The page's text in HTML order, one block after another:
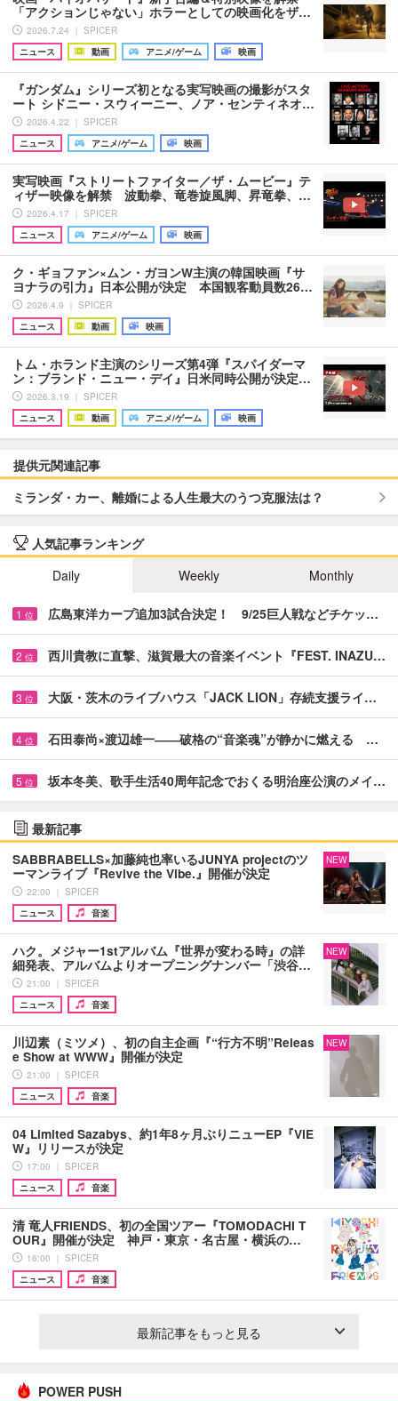
「アクションじゃない」ホラーとしての映画化をザ…
2026.7.24 ｜ SPICER
ニュース
動画 アニメ/ゲーム 映画
『ガンダム』シリーズ初となる実写映画の撮影がスタ
ート シドニー・スウィーニー、ノア・センティネオ…
2026.4.22 ｜ SPICER
ニュース
アニメ/ゲーム 映画
実写映画『ストリートファイター／ザ・ムービー』テ
ィザー映像を解禁 波動拳、竜巻旋風脚、昇竜拳、…
2026.4.17 ｜ SPICER
ニュース
アニメ/ゲーム 映画
ク・ギョファン×ムン・ガヨンW主演の韓国映画『サ
ヨナラの引力』日本公開が決定 本国観客動員数26…
2026.4.9 ｜ SPICER
ニュース
動画 映画
トム・ホランド主演のシリーズ第4弾『スパイダーマ
ン：ブランド・ニュー・デイ』日米同時公開が決定…
2026.3.19 ｜ SPICER
ニュース
動画 アニメ/ゲーム 映画
提供元関連記事
ミランダ・カー、離婚による人生最大のうつ克服法は？
人気記事ランキング
Daily
Weekly Monthly
1 位 広島東洋カープ追加3試合決定！ 9/25巨人戦などチケッ…
2 位 西川貴教に直撃、滋賀最大の音楽イベント『FEST. INAZU…
3 位 大阪・茨木のライブハウス「JACK LION」存続支援ライ…
4 位 石田泰尚×渡辺雄一――破格の“音楽魂”が静かに燃える …
5 位 坂本冬美、歌手生活40周年記念でおくる明治座公演のメイ…
最新記事
SABBRABELLS×加藤純也率いるJUNYA projectのツ
ーマンライブ『Revive the Vibe.』開催が決定
22:00 ｜ SPICER
ニュース
音楽
NEW
ハク。メジャー1stアルバム『世界が変わる時』の詳
細発表、アルバムよりオープニングナンバー「渋谷…
21:00 ｜ SPICER
ニュース
音楽
NEW
川辺素（ミツメ）、初の自主企画『“行方不明”Releas
e Show at WWW』開催が決定
21:00 ｜ SPICER
ニュース
音楽
NEW
04 Limited Sazabys、約1年8ヶ月ぶりニューEP『VIE
W』リリースが決定
17:00 ｜ SPICER
ニュース
音楽
清 竜人FRIENDS、初の全国ツアー『TOMODACHI T
OUR』開催が決定 神戸・東京・名古屋・横浜の…
16:00 ｜ SPICER
ニュース
音楽
最新記事をもっと見る
POWER PUSH